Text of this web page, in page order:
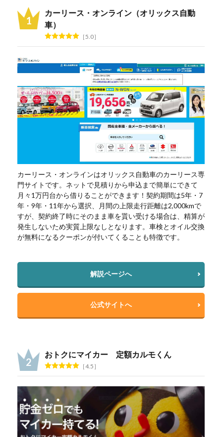
カーリース・オンライン（オリックス自動
車）
5.0
カーリース・オンラインはオリックス自動車のカーリース専
門サイトです。ネットで見積りから申込まで簡単にできて
月々1万円台から借りることができます！契約期間は5年・7
年・9年・11年から選択、月間の上限走行距離は2,000kmで
すが、契約終了時にそのまま車を貰い受ける場合は、精算が
発生しないため実質上限なしとなります。車検とオイル交換
が無料になるクーポンが付いてくることも特徴です。
解説ページへ
公式サイトへ
おトクにマイカー 定額カルモくん
4.5